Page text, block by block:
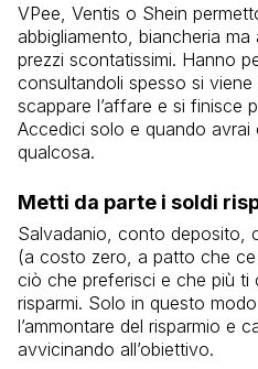
VPee, Ventis o Shein
abbigliamento, biancheria
prezzi scontatissimi. Hanno
consultandoli spesso si
scappare l’affare e si finisce
Accedici solo e quando
qualcosa.
Metti da parte i soldi
Salvadanio, conto deposito,
(a costo zero, a patto che
ciò che preferisci e che più ti
risparmi. Solo in questo
l’ammontare del risparmio e
avvicinando all’obiettivo.